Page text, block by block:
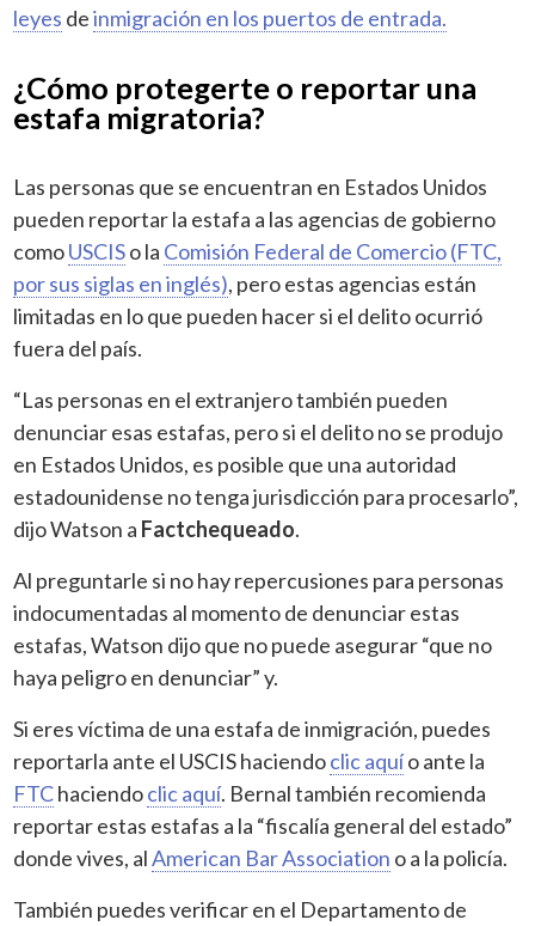
leyes deinmigración en los puertos de entrada.
¿Cómo protegerte o reportar una
estafa migratoria?
Las personas que se encuentran en Estados Unidos
pueden reportar la estafa a las agencias de gobierno
comoUSCISo la Comisión Federal de Comercio (FTC,
por sus siglas en inglés), pero estas agencias están
limitadas en lo que pueden hacer si el delito ocurrió
fuera del país.
“Las personas en el extranjero también pueden
denunciar esas estafas, pero si el delito no se produjo
en Estados Unidos, es posible que una autoridad
estadounidense no tenga jurisdicción para procesarlo”,
dijo Watson a Factchequeado.
Al preguntarle si no hay repercusiones para personas
indocumentadas al momento de denunciar estas
estafas, Watson dijo que no puede asegurar “que no
haya peligro en denunciar” y.
Si eres víctima de una estafa de inmigración, puedes
reportarla ante el USCIS haciendoclic aquío ante la
FTChaciendoclic aquí. Bernal también recomienda
reportar estas estafas a la “fiscalía general del estado”
donde vives, alAmerican Bar Association o a la policía.
También puedes verificar en el Departamento de